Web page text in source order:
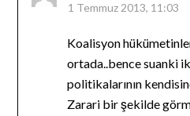
1 Temmuz 2013, 11:03
Koalisyon
ortada..bence suanki
politikalarının
Zarari bir şekilde